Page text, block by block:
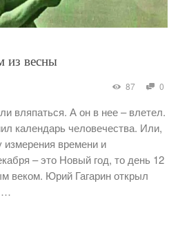
из весны
87 0
вляпаться. А он в нее – влетел.
календарь человечества. Или,
времени и
– это Новый год, то день 12
веком. Юрий Гагарин открыл
…